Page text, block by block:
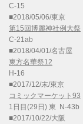
C-15
■2018/05/06/東京
第15回博麗神社例大祭
C-21ab
■2018/04/01/名古屋
東方名華祭12
H-16
■2017/12/末/東京
コミックマーケット93
1日目(29日) 東 N-43b
■2017/10/22/大阪